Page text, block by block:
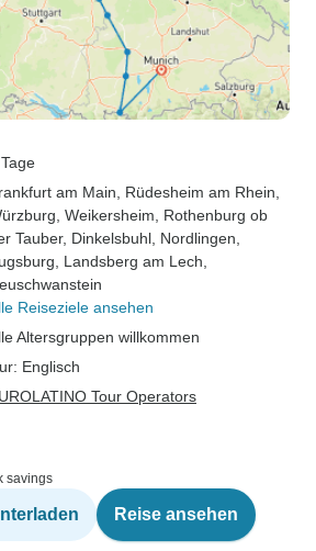
am Main , Rüdesheim am Rhein
, Weikersheim , Rothenburg ob
Tauber, Dinkelsbuhl , Nordlingen
, Landsberg am Lech
Reiseziele ansehen
Altersgruppen willkommen
Englisch
Tour Operators
savings
Reise ansehen